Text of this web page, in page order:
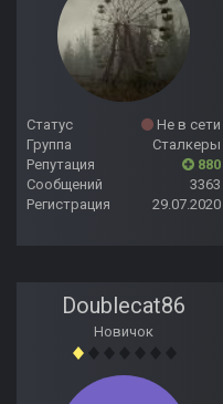
Статус
Не в сети
Группа
Сталкеры
Репутация
880
Сообщений
3363
Регистрация
29.07.2020
Doublecat86
Новичок